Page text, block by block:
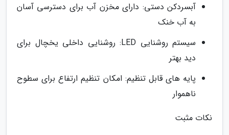
آبسردکن دستی: دارای مخزن آب برای دسترسی آسان
به آب خنک
سیستم روشنایی LED: روشنایی داخلی یخچال برای
دید بهتر
پایه های قابل تنظیم: امکان تنظیم ارتفاع برای سطوح
ناهموار
نکات مثبت